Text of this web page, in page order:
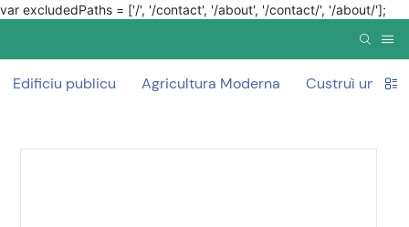
var excludedPaths = ['/', '/contact', '/about', '/contact/', '/about/'];
Edificiu publicu Agricultura Moderna Custruì un